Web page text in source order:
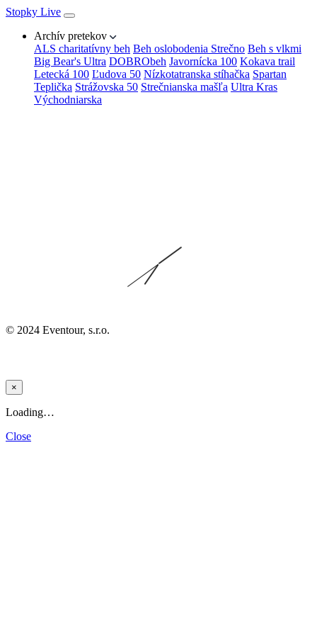
Stopky Live
Archív pretekov
ALS charitatívny beh Beh oslobodenia Strečno Beh s vlkmi
Big Bear's Ultra DOBRObeh Javornícka 100 Kokava trail
Letecká 100 Ľudova 50 Nízkotatranska stíhačka Spartan
Teplička Strážovska 50 Strečnianska mašľa Ultra Kras
Východniarska
© 2024 Eventour, s.r.o.
×
Loading…
Close